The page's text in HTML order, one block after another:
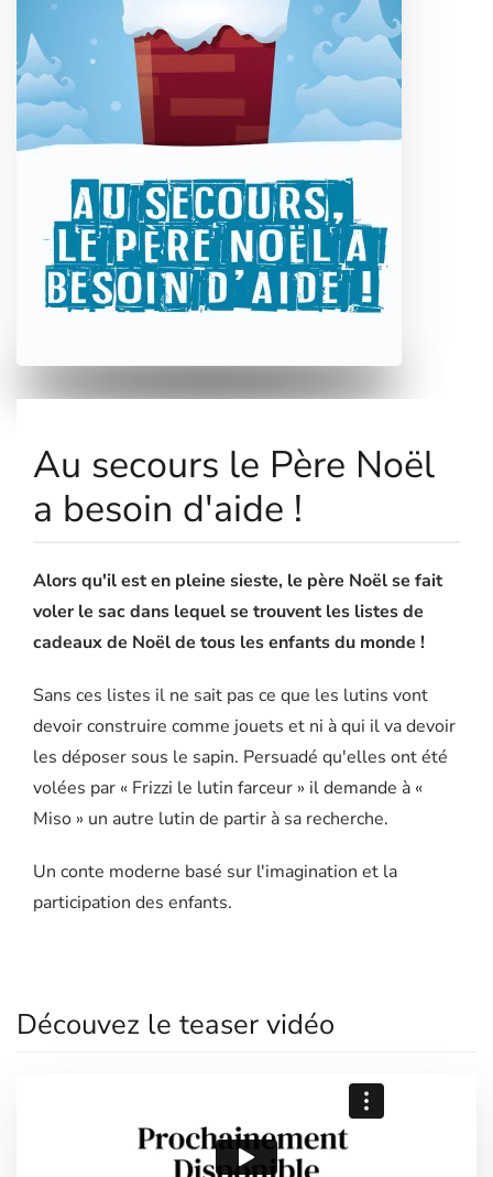
Au secours le Père Noël
a besoin d'aide !
Alors qu'il est en pleine sieste, le père Noël se fait
voler le sac dans lequel se trouvent les listes de
cadeaux de Noël de tous les enfants du monde !
Sans ces listes il ne sait pas ce que les lutins vont
devoir construire comme jouets et ni à qui il va devoir
les déposer sous le sapin. Persuadé qu'elles ont été
volées par « Frizzi le lutin farceur » il demande à «
Miso » un autre lutin de partir à sa recherche.
Un conte moderne basé sur l'imagination et la
participation des enfants.
Découvez le teaser vidéo